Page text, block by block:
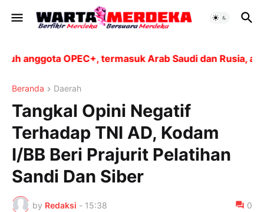
OPEC+, termasuk Arab Saudi dan Rusia, akan
Beranda Daerah
Tangkal Opini Negatif
Terhadap TNI AD, Kodam
I/BB Beri Prajurit Pelatihan
Sandi Dan Siber
by Redaksi - 15:38 0